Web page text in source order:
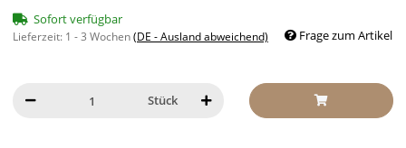
Sofort verfügbar
Lieferzeit: 1 - 3 Wochen(DE - Ausland abweichend) Frage zum Artikel
Stück